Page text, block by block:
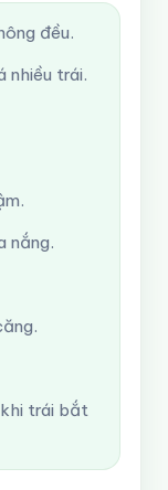
đều.
nhiều trái.
nắng.
khi trái bắt